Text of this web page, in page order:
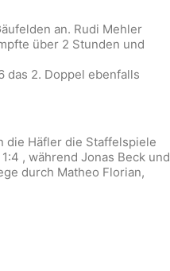
an. Rudi Mehler
über 2 Stunden und
das 2. Doppel ebenfalls
die Häfler die Staffelspiele
, während Jonas Beck und
durch Matheo Florian,